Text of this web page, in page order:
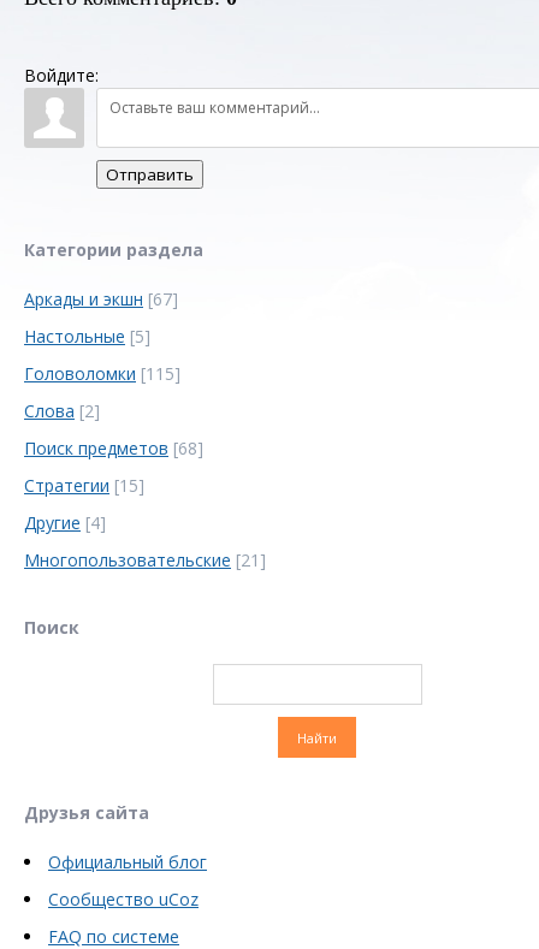
Войдите:
Отправить
Категории раздела
Аркады и экшн [67]
Настольные [5]
Головоломки [115]
Слова [2]
Поиск предметов [68]
Стратегии [15]
Другие [4]
Многопользовательские [21]
Поиск
Друзья сайта
Официальный блог
Сообщество uCoz
FAQ по системе